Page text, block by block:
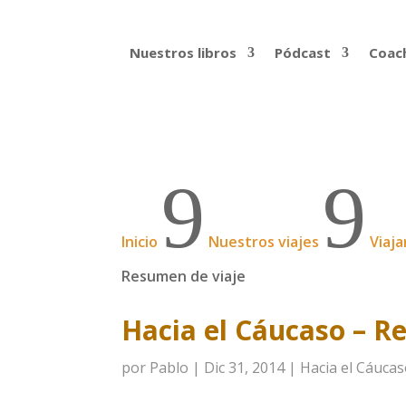
Nuestros libros Pódcast
Inicio 9 Nuestros viajes 9
Resumen de viaje
Hacia el Cáucaso –
por Pablo | Dic 31, 2014| Hacia el